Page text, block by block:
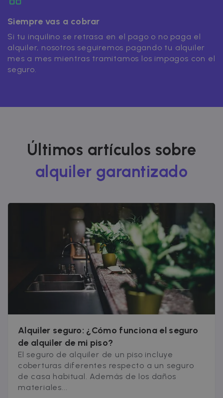
Siempre vas a cobrar
Si tu inquilino se retrasa en el pago o no paga el
alquiler, nosotros seguiremos pagando tu alquiler
mes a mes mientras tramitamos los impagos con el
seguro.
Últimos artículos sobre
alquiler garantizado
Alquiler seguro: ¿Cómo funciona el seguro
de alquiler de mi piso?
El seguro de alquiler de un piso incluye
coberturas diferentes respecto a un seguro
de casa habitual. Además de los daños
materiales...